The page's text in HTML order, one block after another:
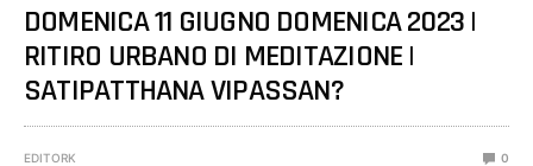
DOMENICA 11 GIUGNO DOMENICA 2023 |
RITIRO URBANO DI MEDITAZIONE |
SATIPATTHANA VIPASSAN?
EDITORK 0